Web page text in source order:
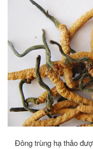
Đông trùng hạ thảo